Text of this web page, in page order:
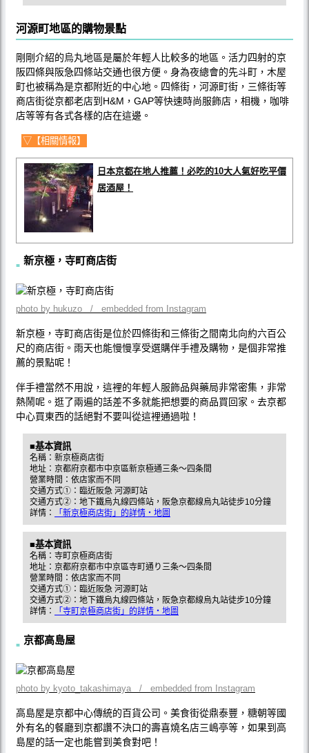
河源町地區的購物景點
剛剛介紹的烏丸地區是屬於年輕人比較多的地區。活力四射的京
阪四條與阪急四條站交通也很方便。身為夜總會的先斗町，木屋
町也被稱為是京都附近的中心地。四條街，河源町街，三條街等
商店街從京都老店到H&M，GAP等快速時尚服飾店，相機，咖啡
店等等有各式各樣的店在這邊。
▽【相關情報】
日本京都在地人推薦！必吃的10大人氣好吃平價
居酒屋！
新京極，寺町商店街
photo by hukuzo / embedded from Instagram
新京極，寺町商店街是位於四條街和三條街之間南北向約六百公
尺的商店街。雨天也能慢慢享受選購伴手禮及購物，是個非常推
薦的景點呢！
伴手禮當然不用說，這裡的年輕人服飾品與藥局非常密集，非常
熱鬧呢。逛了兩遍的話差不多就能把想要的商品買回家。去京都
中心買東西的話絕對不要叫從這裡通過啦！
■基本資訊
名稱：新京極商店街
地址：京都府京都市中京區新京極通三条～四条間
營業時間：依店家而不同
交通方式①：臨近阪急 河源町站
交通方式②：地下鐵烏丸線四條站，阪急京都線烏丸站徒步10分鐘
詳情：
「新京極商店街」的詳情・地圖
■基本資訊
名稱：寺町京極商店街
地址：京都府京都市中京區寺町通り三条～四条間
營業時間：依店家而不同
交通方式①：臨近阪急 河源町站
交通方式②：地下鐵烏丸線四條站，阪急京都線烏丸站徒步10分鐘
詳情：
「寺町京極商店街」的詳情・地圖
京都高島屋
photo by kyoto_takashimaya / embedded from Instagram
高島屋是京都中心傳統的百貨公司。美食街從鼎泰豐，糖朝等國
外有名的餐廳到京都讚不決口的壽喜燒名店三嶋亭等，如果到高
島屋的話一定也能嘗到美食對吧！